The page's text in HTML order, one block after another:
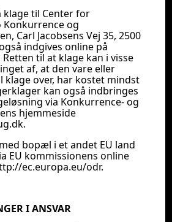
klage til Center for
Konkurrence og
Carl Jacobsens Vej 35, 2500
indgives online på
til at klage kan i visse
af, at den vare eller
klage over, har kostet mindst
kan også indbringes
via Konkurrence- og
hjemmeside
bopæl i et andet EU land
EU kommissionens online
ec.europa.eu/odr.
I ANSVAR